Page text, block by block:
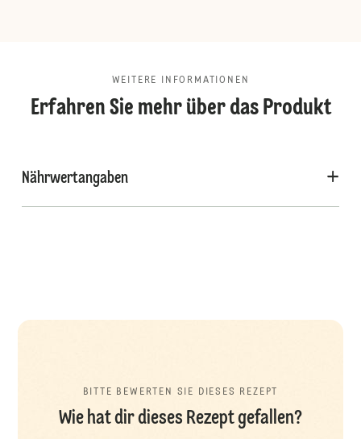
WEITERE INFORMATIONEN
Erfahren Sie mehr über das Produkt
Nährwertangaben
BITTE BEWERTEN SIE DIESES REZEPT
Wie hat dir dieses Rezept gefallen?